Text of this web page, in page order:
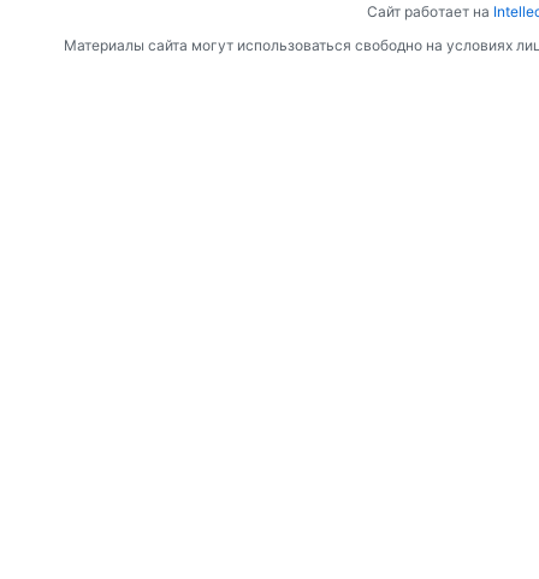
Сайт работает на
Материалы сайта могут использоваться свободно на условиях